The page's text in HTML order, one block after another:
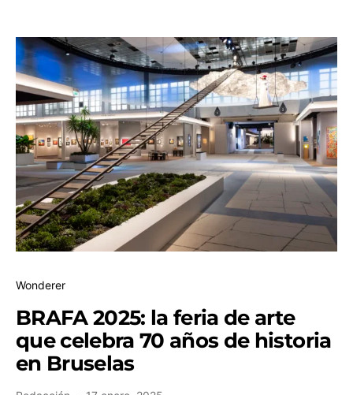
Wonderer
BRAFA 2025: la feria de arte
que celebra 70 años de historia
en Bruselas